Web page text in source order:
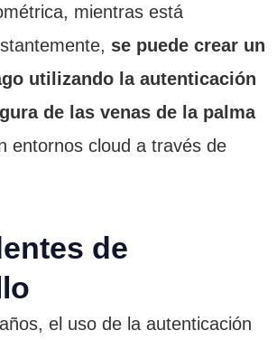
mientras está
se puede crear un
utilizando la autenticación
de las venas de la palma
entornos cloud a través de
de
el uso de la autenticación